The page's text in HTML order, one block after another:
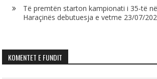
Të premtën starton kampionati i 35-të
Haraçinës debutuesja e vetme 23/07/
KOMENTET E FUNDIT